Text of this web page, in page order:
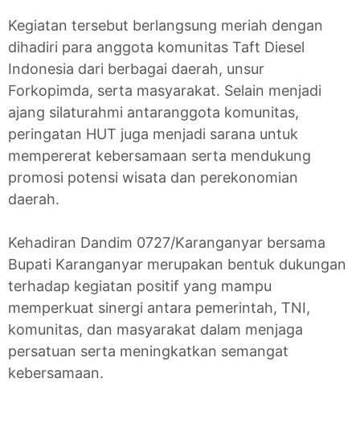
Kegiatan tersebut berlangsung meriah dengan
dihadiri para anggota komunitas Taft Diesel
Indonesia dari berbagai daerah, unsur
Forkopimda, serta masyarakat. Selain menjadi
ajang silaturahmi antaranggota komunitas,
peringatan HUT juga menjadi sarana untuk
mempererat kebersamaan serta mendukung
promosi potensi wisata dan perekonomian
daerah.
Kehadiran Dandim 0727/Karanganyar bersama
Bupati Karanganyar merupakan bentuk dukungan
terhadap kegiatan positif yang mampu
memperkuat sinergi antara pemerintah, TNI,
komunitas, dan masyarakat dalam menjaga
persatuan serta meningkatkan semangat
kebersamaan.